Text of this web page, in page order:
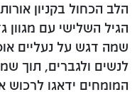
הלב הכחול בקניון
הגיל השלישי עם
שמה דגש על נעליים
לנשים ולגברים, תוך
המומחים ידאגו לרכוש